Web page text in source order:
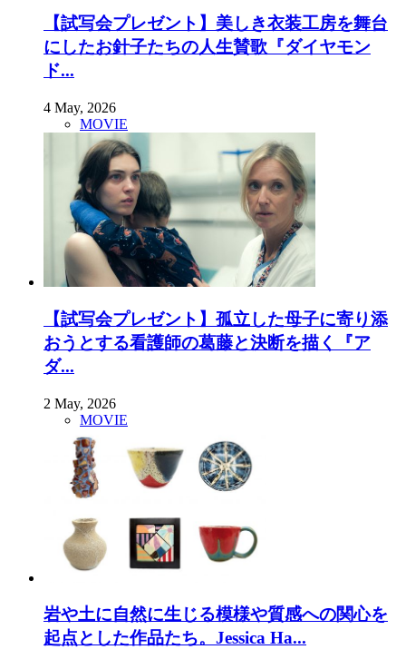
【試写会プレゼント】美しき衣装工房を舞台
にしたお針子たちの人生賛歌『ダイヤモン
ド...
4 May, 2026
MOVIE
【試写会プレゼント】孤立した母子に寄り添
おうとする看護師の葛藤と決断を描く『ア
ダ...
2 May, 2026
MOVIE
岩や土に自然に生じる模様や質感への関心を
起点とした作品たち。Jessica Ha...